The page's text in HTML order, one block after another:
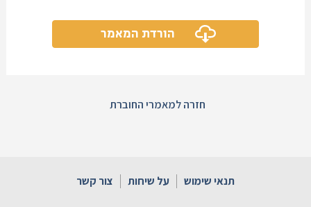
הורדת המאמר
חזרה למאמרי החוברת
תנאי שימוש על שיחות צור קשר